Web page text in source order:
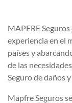
MAPFRE
experiencia en el
países y
de las
Seguro de daños
Mapfre Seguros